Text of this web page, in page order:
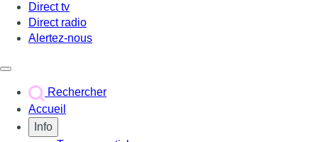
Direct tv
Direct radio
Alertez-nous
Rechercher
Accueil
Info